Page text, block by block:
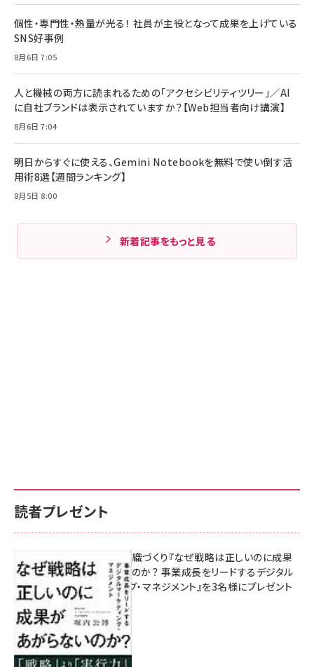
個性・専門性・熱量が光る！ 社員が主役となって成果を上げている
SNS好事例
8月6日 7:05
人と機械の両方に読まれるための「アクセシビリティツリー」／AI
に自社ブランドは表示されていますか？【Web担当者向け講演】
8月6日 7:04
明日からすぐに使える、Gemini Notebookを無料で使い倒す活
用術8選【週間ランキング】
8月5日 8:00
新着記事をもっと見る
読者プレゼント
成果を生む組織づくり『なぜ戦略は正しいのに成果
があがらないのか？ 事業成長をリードするデジタル
マーケティング・マネジメント』を3名様にプレゼント
8月7日 10:00